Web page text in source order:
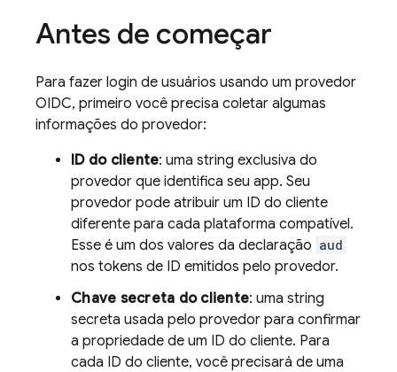
Antes de começar
Para fazer login de usuários usando um provedor
OIDC, primeiro você precisa coletar algumas
informações do provedor:
ID do cliente: uma string exclusiva do
provedor que identifica seu app. Seu
provedor pode atribuir um ID do cliente
diferente para cada plataforma compatível.
Esse é um dos valores da declaração aud
nos tokens de ID emitidos pelo provedor.
Chave secreta do cliente: uma string
secreta usada pelo provedor para confirmar
a propriedade de um ID do cliente. Para
cada ID do cliente, você precisará de uma